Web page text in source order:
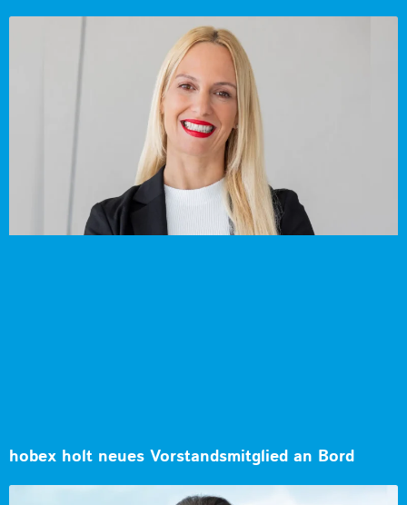
hobex holt neues Vorstandsmitglied an Bord